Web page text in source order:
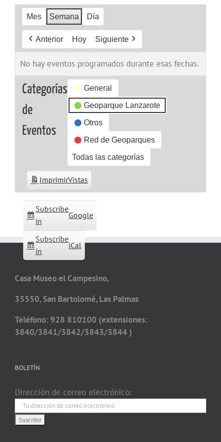
Mes Semana Día
Anterior Hoy Siguiente
No hay eventos programados durante esas fechas.
Categorías
de
Eventos
General
Geoparque Lanzarote
Otros
Red de Geoparques
Todas las categorías
Subscribe
in
Google
Subscribe
in
iCal
ImprimirVistas
Casa Museo el Campesino,
35550, San Bartolomé, Las Palmas
Teléfono: 928 810100 (extensiones:
3840/3841/3842/3843/3844 )
BOLETÍN
Dirección de correo electrónico: